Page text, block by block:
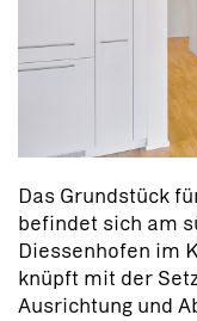
Das Grundstück
befindet sich am
Diessenhofen im
knüpft mit der
Ausrichtung und